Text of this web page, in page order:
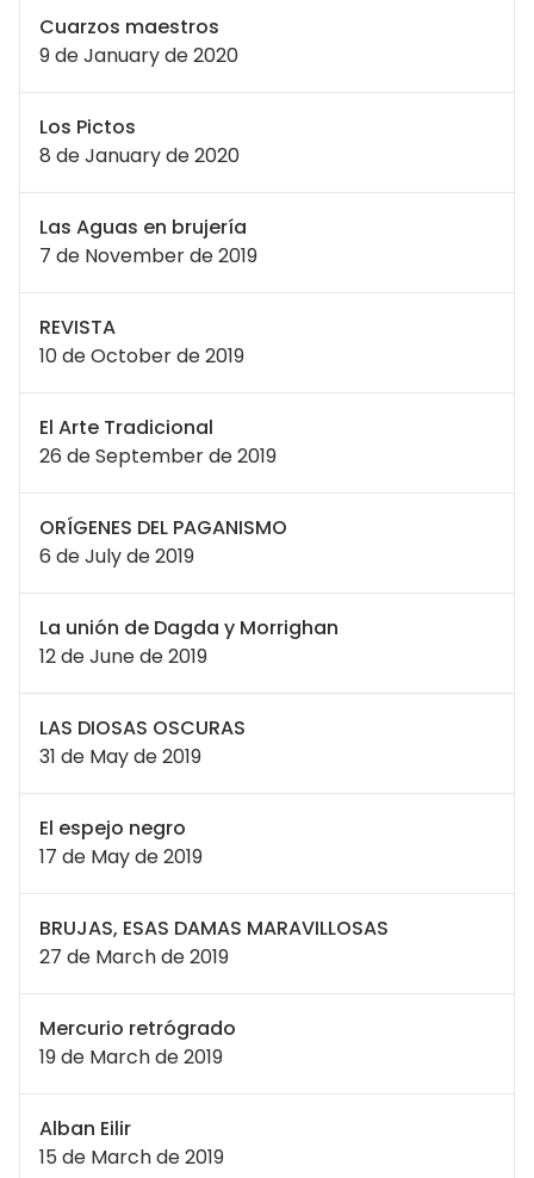
Cuarzos maestros
9 de January de 2020
Los Pictos
8 de January de 2020
Las Aguas en brujería
7 de November de 2019
REVISTA
10 de October de 2019
El Arte Tradicional
26 de September de 2019
ORÍGENES DEL PAGANISMO
6 de July de 2019
La unión de Dagda y Morrighan
12 de June de 2019
LAS DIOSAS OSCURAS
31 de May de 2019
El espejo negro
17 de May de 2019
BRUJAS, ESAS DAMAS MARAVILLOSAS
27 de March de 2019
Mercurio retrógrado
19 de March de 2019
Alban Eilir
15 de March de 2019